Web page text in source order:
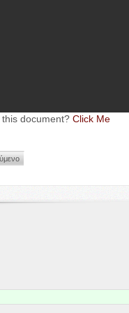
this doc­u­ment? Click Me